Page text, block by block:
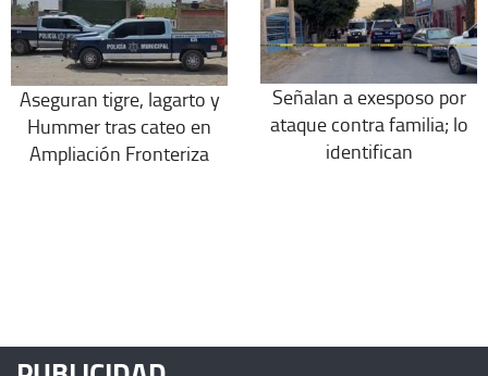
Aseguran tigre, lagarto y
Hummer tras cateo en
Ampliación Fronteriza
Señalan a exesposo por
ataque contra familia; lo
identifican